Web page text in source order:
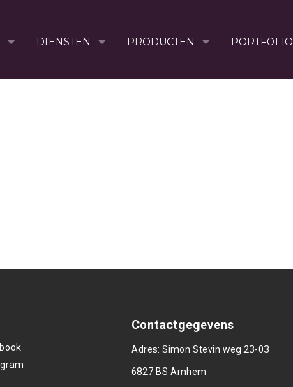
DIENSTEN PRODUCTEN PORTFOLIO
Contactgegevens
Adres: Simon Stevin weg 23-03
6827 BS Arnhem